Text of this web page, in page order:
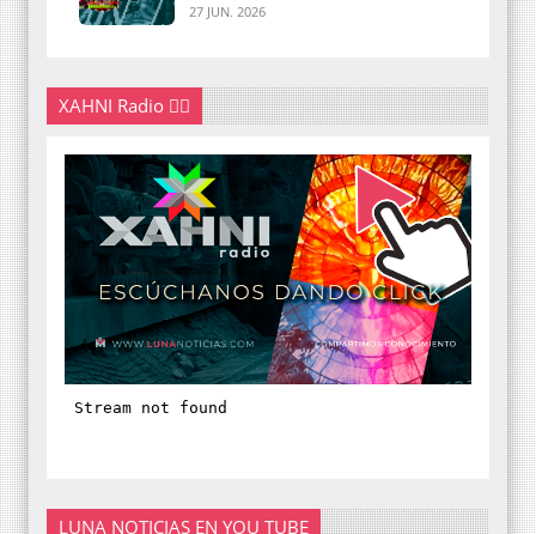
27 JUN. 2026
XAHNI Radio 👇🏽
LUNA NOTICIAS EN YOU TUBE